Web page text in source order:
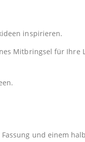
inspirieren.
Mitbringsel für Ihre
und einem